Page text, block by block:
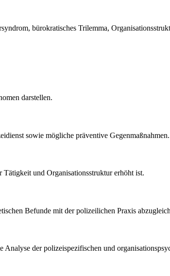
bürokratisches Trilemma,
darstellen.
sowie mögliche präventive Gegenmaßnahmen.
und Organisationsstruktur erhöht ist.
Befunde mit der polizeilichen Praxis
der polizeispezifischen und